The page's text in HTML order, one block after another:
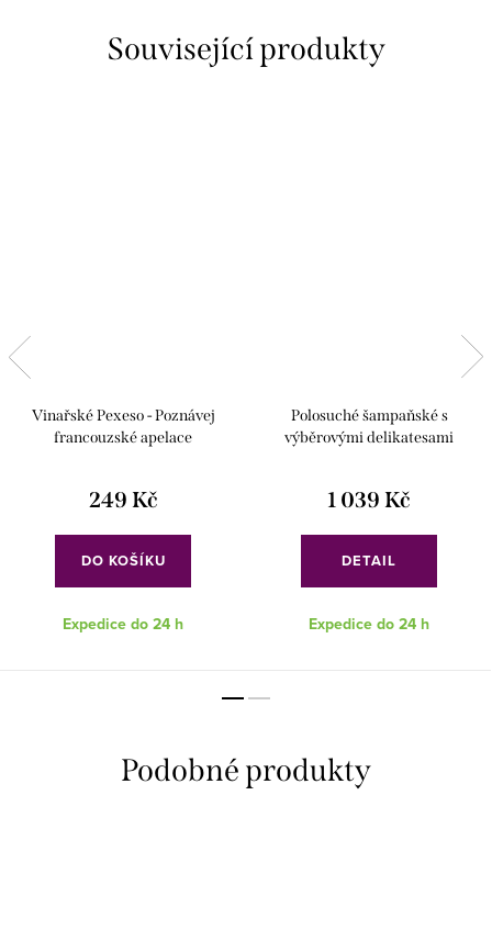
Související produkty
Vinařské Pexeso - Poznávej
francouzské apelace
249 Kč
DO KOŠÍKU
Expedice do 24 h
Polosuché šampaňské s
výběrovými delikatesami
1 039 Kč
DETAIL
Expedice do 24 h